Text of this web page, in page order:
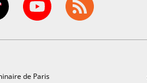
de Paris